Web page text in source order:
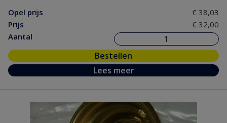
Opel prijs
€ 38,03
Prijs
€ 32,00
Aantal
Bestellen
Lees meer